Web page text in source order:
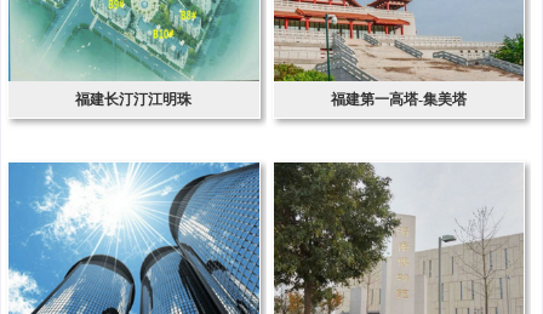
福建长汀汀江明珠 福建第一高塔-集美塔